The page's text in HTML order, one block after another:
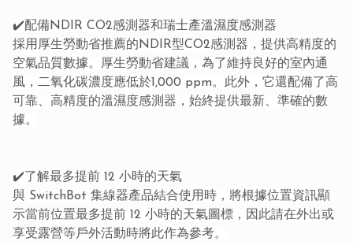
✔️配備NDIR CO2感測器和瑞士產溫濕度感測器
採用厚生勞動省推薦的NDIR型CO2感測器，提供高精度的
空氣品質數據。厚生勞動省建議，為了維持良好的室內通
風，二氧化碳濃度應低於1,000 ppm。此外，它還配備了高
可靠、高精度的溫濕度感測器，始終提供最新、準確的數
據。
✔️了解最多提前 12 小時的天氣
與 SwitchBot 集線器產品結合使用時，將根據位置資訊顯
示當前位置最多提前 12 小時的天氣圖標，因此請在外出或
享受露營等戶外活動時將此作為參考。